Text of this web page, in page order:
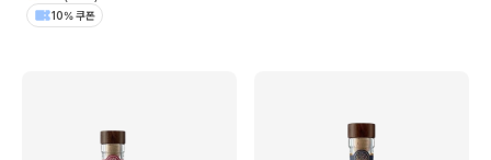
10% 쿠폰